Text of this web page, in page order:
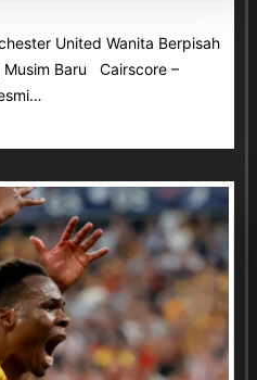
United Wanita Berpisah
Baru Cairscore –